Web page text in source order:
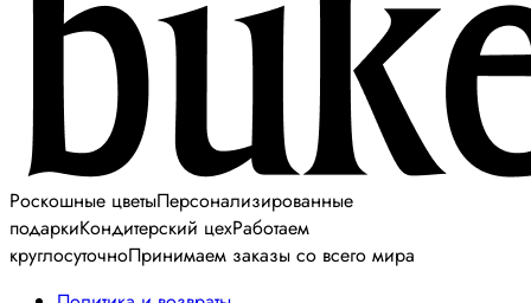
Роскошные цветыПерсонализированные
подаркиКондитерский цехРаботаем
круглосуточноПринимаем заказы со всего мира